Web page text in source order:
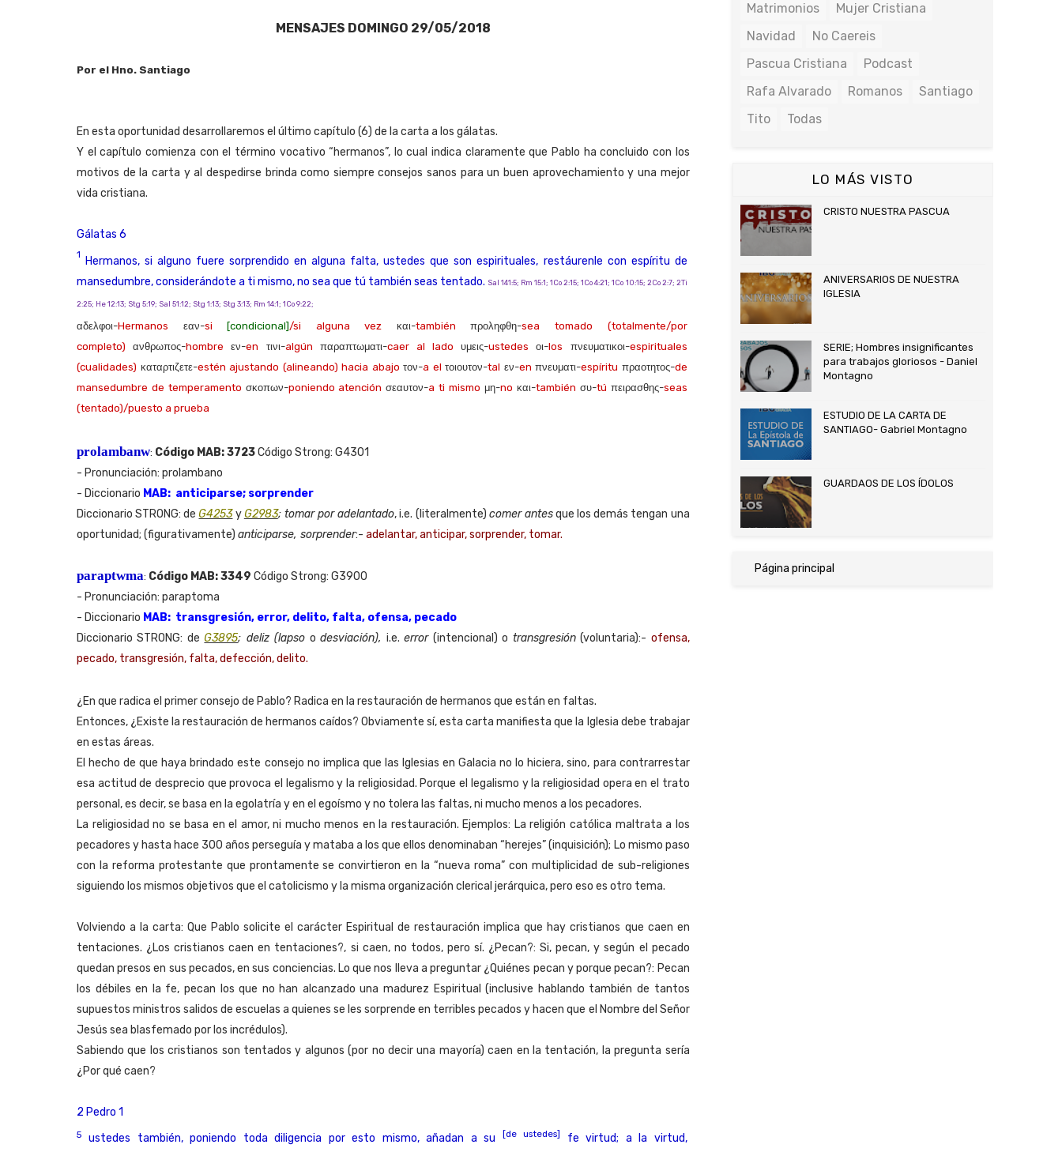
MENSAJES DOMINGO 29/05/2018
Por el Hno. Santiago
En esta oportunidad desarrollaremos el último capítulo (6) de la carta a los gálatas.
Y el capítulo comienza con el término vocativo “hermanos”, lo cual indica claramente que Pablo ha concluido con los
motivos de la carta y al despedirse brinda como siempre consejos sanos para un buen aprovechamiento y una mejor
vida cristiana.
Gálatas 6
1 Hermanos, si alguno fuere sorprendido en alguna falta, ustedes que son espirituales, restáurenle con espíritu de
mansedumbre, considerándote a ti mismo, no sea que tú también seas tentado. Sal 141:5; Rm 15:1; 1Co 2:15; 1Co 4:21; 1Co 10:15; 2Co 2:7; 2Ti
2:25; He 12:13; Stg 5:19; Sal 51:12; Stg 1:13; Stg 3:13; Rm 14:1; 1Co 9:22;
αδελφοι-Hermanos εαν-si [condicional]/si alguna vez και-también προληφθη-sea tomado (totalmente/por
completo) ανθρωπος-hombre εν-en τινι-algún παραπτωματι-caer al lado υμεις-ustedes οι-los πνευματικοι-espirituales
(cualidades) καταρτιζετε-estén ajustando (alineando) hacia abajo τον-a el τοιουτον-tal εν-en πνευματι-espíritu πραοτητος-de
mansedumbre de temperamento σκοπων-poniendo atención σεαυτον-a ti mismo μη-no και-también συ-tú πειρασθης-seas
(tentado)/puesto a prueba
prolambanw: Código MAB: 3723Código Strong: G4301
- Pronunciación: prolambano
- Diccionario MAB: anticiparse; sorprender
Diccionario STRONG: deG4253yG2983; tomar por adelantado, i.e. (literalmente) comer antesque los demás tengan una
oportunidad; (figurativamente) anticiparse, sorprender:- adelantar, anticipar, sorprender, tomar.
paraptwma: Código MAB: 3349 Código Strong: G3900
- Pronunciación: paraptoma
- Diccionario MAB: transgresión, error, delito, falta, ofensa, pecado
Diccionario STRONG: deG3895; deliz (lapso odesviación), i.e.error(intencional) o transgresión(voluntaria):- ofensa,
pecado, transgresión, falta, defección, delito.
¿En que radica el primer consejo de Pablo? Radica en la restauración de hermanos que están en faltas.
Entonces, ¿Existe la restauración de hermanos caídos? Obviamente sí, esta carta manifiesta que la Iglesia debe trabajar
en estas áreas.
El hecho de que haya brindado este consejo no implica que las Iglesias en Galacia no lo hiciera, sino, para contrarrestar
esa actitud de desprecio que provoca el legalismo y la religiosidad. Porque el legalismo y la religiosidad opera en el trato
personal, es decir, se basa en la egolatría y en el egoísmo y no tolera las faltas, ni mucho menos a los pecadores.
La religiosidad no se basa en el amor, ni mucho menos en la restauración. Ejemplos: La religión católica maltrata a los
pecadores y hasta hace 300 años perseguía y mataba a los que ellos denominaban “herejes” (inquisición); Lo mismo paso
con la reforma protestante que prontamente se convirtieron en la “nueva roma” con multiplicidad de sub-religiones
siguiendo los mismos objetivos que el catolicismo y la misma organización clerical jerárquica, pero eso es otro tema.
Volviendo a la carta: Que Pablo solicite el carácter Espiritual de restauración implica que hay cristianos que caen en
tentaciones. ¿Los cristianos caen en tentaciones?, si caen, no todos, pero sí. ¿Pecan?: Si, pecan, y según el pecado
quedan presos en sus pecados, en sus conciencias. Lo que nos lleva a preguntar ¿Quiénes pecan y porque pecan?: Pecan
los débiles en la fe, pecan los que no han alcanzado una madurez Espiritual (inclusive hablando también de tantos
supuestos ministros salidos de escuelas a quienes se les sorprende en terribles pecados y hacen que el Nombre del Señor
Jesús sea blasfemado por los incrédulos).
Sabiendo que los cristianos son tentados y algunos (por no decir una mayoría) caen en la tentación, la pregunta sería
¿Por qué caen?
2 Pedro 1
5ustedes también, poniendo toda diligencia por esto mismo, añadan a su [de ustedes]
fe virtud; a la virtud,
Matrimonios
Mujer Cristiana
Navidad
No Caereis
Pascua Cristiana
Podcast
Rafa Alvarado
Romanos
Santiago
Tito
Todas
LO MÁS VISTO
CRISTO NUESTRA PASCUA
ANIVERSARIOS DE NUESTRA
IGLESIA
SERIE; Hombres insignificantes
para trabajos gloriosos - Daniel
Montagno
ESTUDIO DE LA CARTA DE
SANTIAGO- Gabriel Montagno
GUARDAOS DE LOS ÍDOLOS
Página principal